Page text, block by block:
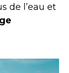
de l’eau et